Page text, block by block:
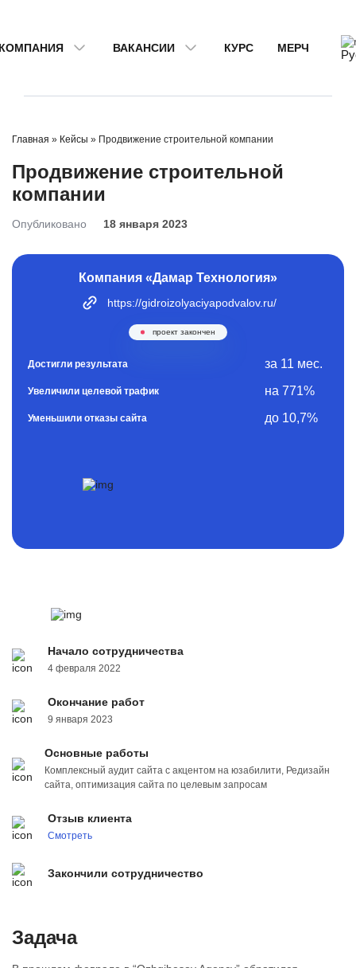
ВАКАНСИИ КУРС МЕРЧ
Главная » Кейсы » Продвижение строительной компании
Продвижение строительной
компании
Опубликовано 18 января 2023
Компания «Дамар Технология»
https://gidroizolyaciyapodvalov.ru/
проект закончен
за 11 мес.
Достигли результата
на 771%
Увеличили целевой трафик
до 10,7%
Уменьшили отказы сайта
Начало сотрудничества
4 февраля 2022
Окончание работ
9 января 2023
Основные работы
Комплексный аудит сайта с акцентом на юзабилити, Редизайн
сайта, оптимизация сайта по целевым запросам
Отзыв клиента
Смотреть
Закончили сотрудничество
​Задача